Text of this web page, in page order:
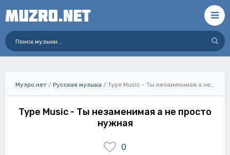
Музро.нет / Русская музыка / Type Music - Ты незаменимая а не просто нужная
Type Music - Ты незаменимая а не просто
нужная
0